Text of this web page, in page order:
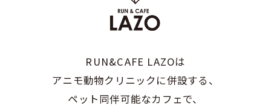
RUN&CAFE LAZOは
アニモ動物クリニックに併設する、
ペット同伴可能なカフェで、